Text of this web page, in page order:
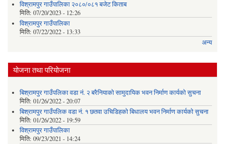
विश्रामपुर गाउँपालिका २०८०/०८१ बजेट किताब
मिति: 07/20/2023 - 12:26
विश्रामपुर गाउँपालिका
मिति: 07/22/2022 - 13:33
अन्य
योजना तथा परियोजना
बिश्रामपुर गाउँपलिका वडा नं. २ बरैनियाको सामुदायिक भवन निर्माण कार्यको सुचना
मिति: 01/26/2022 - 20:07
बिश्रामपुर गाउँपलिक वडा नं. १ छतवा उचिडिहको बिधालय भवन निर्माण कार्यको सुचना
मिति: 01/26/2022 - 19:59
विश्रामपुर गाउँपालिका
मिति: 09/23/2021 - 14:24